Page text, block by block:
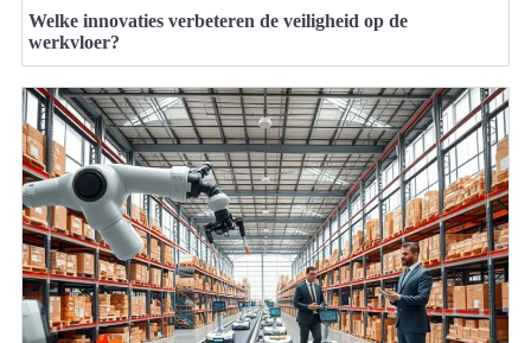
Welke innovaties verbeteren de veiligheid op de
werkvloer?